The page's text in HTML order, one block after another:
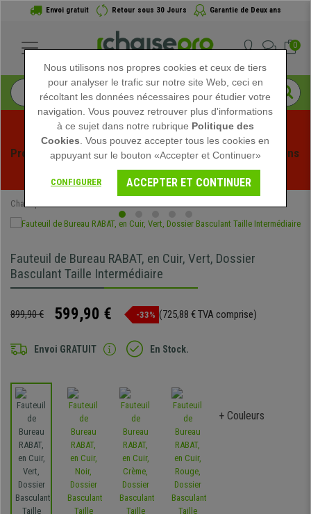
Envoi gratuit Retour sous 30 Jours Garantie de Deux ans
0
Profitez des soldes d'été chez Chaisepro ! Des réductions
exclusives pour une durée limitée - Voir l'offre
Chaisepro
Fauteuil de Bureau RABAT, en Cuir, Vert, Dossier
Basculant Taille Intermédiaire
899,90 € 599,90 € -33% (725,88 € TVA comprise)
Envoi GRATUIT En Stock.
+ Couleurs
Nous utilisons nos propres cookies et ceux de tiers
pour analyser le trafic sur notre site Web, ceci en
récoltant les données nécessaires pour étudier votre
navigation. Vous pouvez retrouver plus d'informations
à ce sujet dans notre rubrique Politique des
Cookies . Vous pouvez accepter tous les cookies en
appuyant sur le bouton «Accepter et Continuer»
CONFIGURER ACCEPTER ET CONTINUER